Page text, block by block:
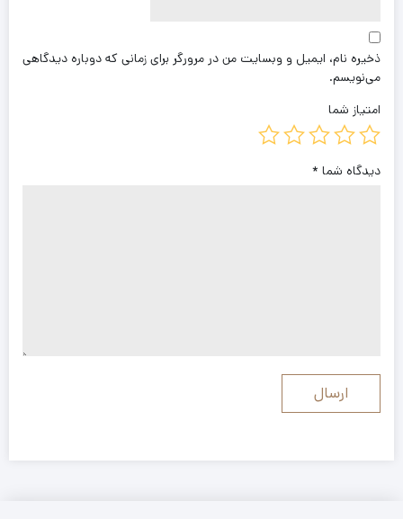
ذخیره نام، ایمیل و وبسایت من در مرورگر برای زمانی که دوباره دیدگاهی
می‌نویسم.
امتیاز شما
دیدگاه شما *